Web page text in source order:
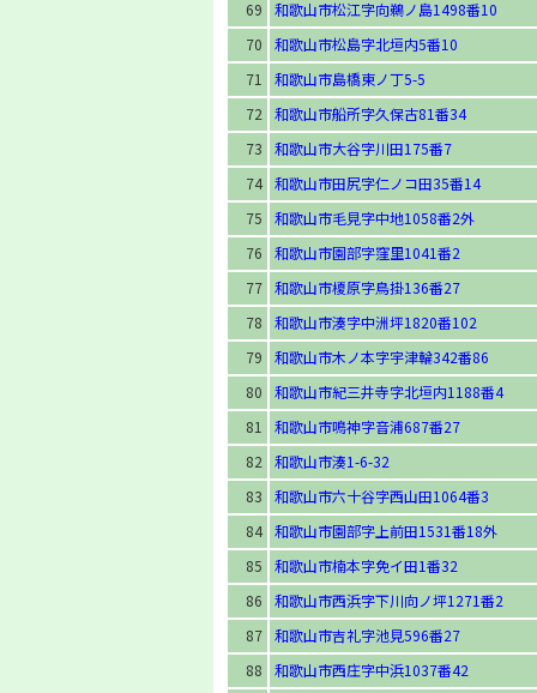
69
和歌山市松江字向鵜ノ島1498番10
70
和歌山市松島字北垣内5番10
71
和歌山市島橋東ノ丁5-5
72
和歌山市船所字久保古81番34
73
和歌山市大谷字川田175番7
74 和歌山市田尻字仁ノコ田35番14
75
和歌山市毛見字中地1058番2外
76
和歌山市園部字窪里1041番2
77 和歌山市榎原字鳥掛136番27
78
和歌山市湊字中洲坪1820番102
79
和歌山市木ノ本字宇津輪342番86
80
和歌山市紀三井寺字北垣内1188番4
81
和歌山市鳴神字音浦687番27
82
和歌山市湊1-6-32
83
和歌山市六十谷字西山田1064番3
84 和歌山市園部字上前田1531番18外
85
和歌山市楠本字免イ田1番32
86
和歌山市西浜字下川向ノ坪1271番2
87 和歌山市吉礼字池見596番27
88
和歌山市西庄字中浜1037番42